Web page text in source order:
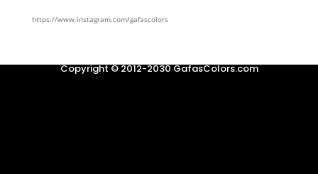
https://www.instagram.com/gafascolors
Copyright © 2012-2030 GafasColors.com